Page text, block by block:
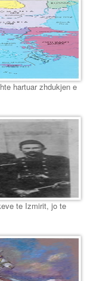
hartuar zhdukjen e
te Izmirit, jo te